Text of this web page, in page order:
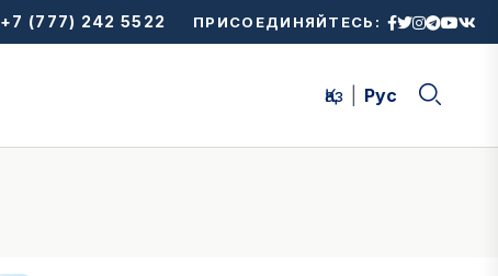
+7 (777) 242 5522 ПРИСОЕДИНЯЙТЕСЬ:
Қаз Рус